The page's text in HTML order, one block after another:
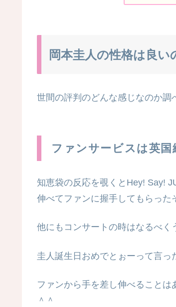
岡本圭人の性格は良
世間の評判のどんな感じなのか調
ファンサービスは英国
知恵袋の反応を覗くとHey! Say!
伸べてファンに握手してもらった
他にもコンサートの時はなるべく
圭人誕生日おめでとぉーって言っ
ファンから手を差し伸べること
＾＾